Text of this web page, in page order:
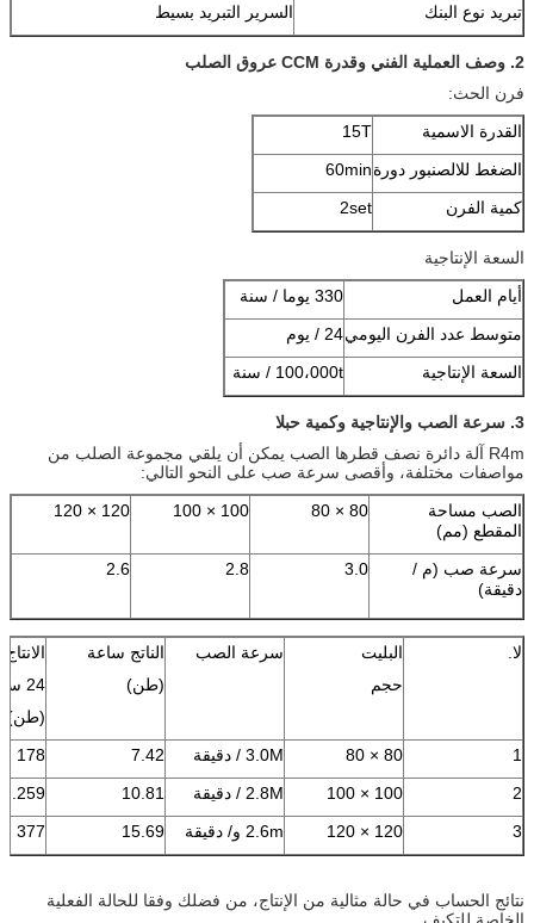
تبريد نوع البنك
السرير التبريد بسيط
2. وصف العملية الفني وقدرة CCM عروق الصلب
فرن الحث:
القدرة الاسمية
15T
الضغط للالصنبور دورة60min
كمية الفرن
2set
السعة الإنتاجية
أيام العمل
330 يوما / سنة
متوسط ​​عدد الفرن اليومي24 / يوم
السعة الإنتاجية
100،000t / سنة
3. سرعة الصب والإنتاجية وكمية حبلا
R4m آلة دائرة نصف قطرها الصب يمكن أن يلقي مجموعة الصلب من
مواصفات مختلفة، وأقصى سرعة صب على النحو التالي:
الصب مساحة
المقطع (مم)
80 × 80
100 × 100
120 × 120
سرعة صب (م /
دقيقة)
3.0
2.8
2.6
لا.
البليت
حجم
سرعة الصب
الناتج ساعة
(طن)
24 ساعة
(طن)
1
80 × 80 3.0M / دقيقة 7.42
178
2
100 × 100 2.8M / دقيقة 10.81
259.
3
120 × 120 2.6m و/ دقيقة 15.69
377
نتائج الحساب في حالة مثالية من الإنتاج، من فضلك وفقا للحالة الفعلية